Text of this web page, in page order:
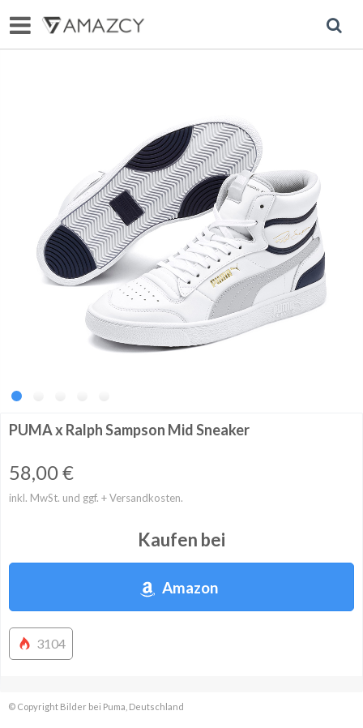
PUMA x Ralph Sampson Mid Sneaker
58,00€
inkl. MwSt. und ggf. + Versandkosten.
Kaufen bei
Amazon
3104
© Copyright Bilder bei Puma, Deutschland